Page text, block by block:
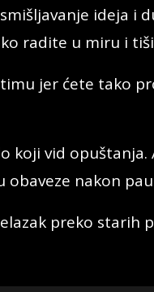
ideja i
radite u miru i
jer ćete tako
koji vid
nakon
preko starih